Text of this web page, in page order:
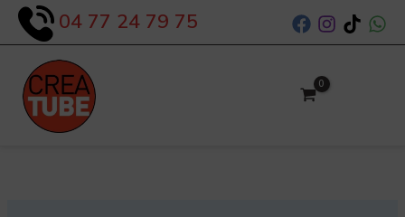
Aller
04 77 24 79 75